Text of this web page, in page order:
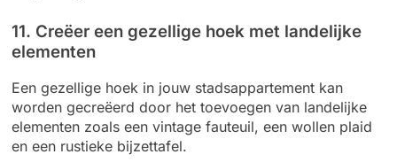
11. Creëer een gezellige hoek met landelijke
elementen
Een gezellige hoek in jouw stadsappartement kan
worden gecreëerd door het toevoegen van landelijke
elementen zoals een vintage fauteuil, een wollen plaid
en een rustieke bijzettafel.